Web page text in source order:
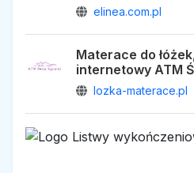
elinea.com.pl
Materace do
internetowy ATM
lozka-materace.pl